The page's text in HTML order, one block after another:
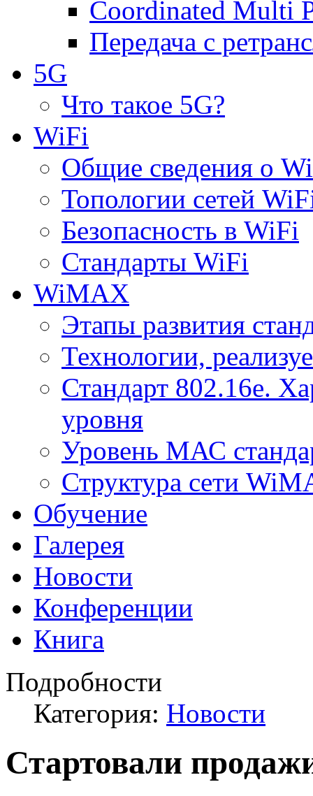
Coordinated Multi
Передача с
5G
Что такое 5G?
WiFi
Общие сведения о
Топологии сетей
Безопасность в WiFi
Стандарты WiFi
WiMAX
Этапы развития
Технологии,
Стандарт 802.16е.
уровня
Уровень МАС
Структура сети
Обучение
Галерея
Новости
Конференции
Книга
Подробности
Категория: Новости
Стартовали